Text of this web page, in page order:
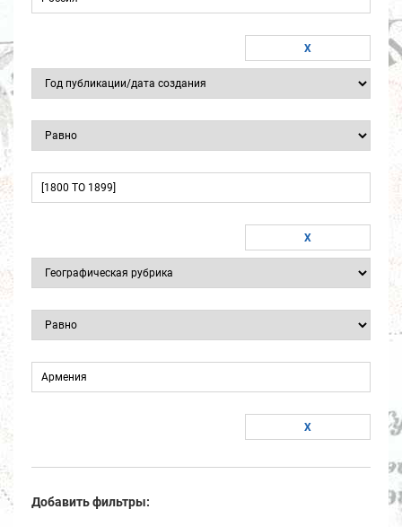
Добавить фильтры: